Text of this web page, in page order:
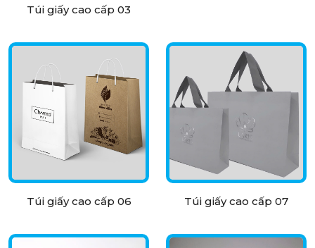
Túi giấy cao cấp 03
Túi giấy cao cấp 06 Túi giấy cao cấp 07